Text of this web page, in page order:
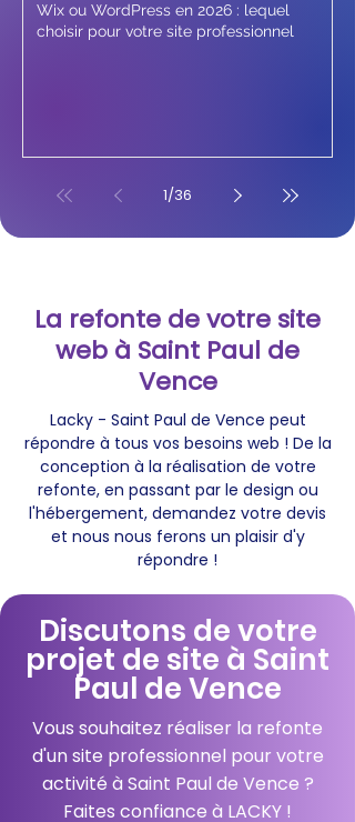
Wix ou WordPress en 2026 : lequel
choisir pour votre site professionnel
1/36
La refonte de votre site
web à Saint Paul de
Vence
Lacky - Saint Paul de Vence peut
répondre à tous vos besoins web ! De la
conception à la réalisation de votre
refonte, en passant par le design ou
l'hébergement, demandez votre devis
et nous nous ferons un plaisir d'y
répondre !
Discutons de votre
projet de site à Saint
Paul de Vence
Vous souhaitez réaliser la refonte
d'un site professionnel pour votre
activité à Saint Paul de Vence ?
Faites confiance à LACKY !